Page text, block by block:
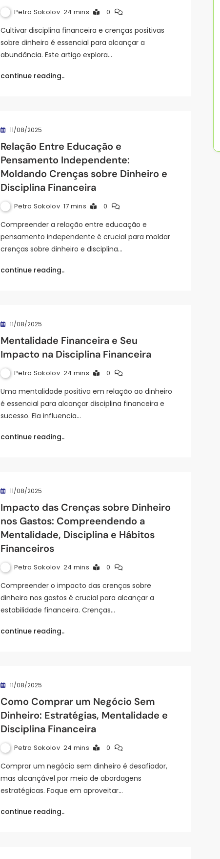
Petra Sokolov 24 mins 0
Cultivar disciplina financeira e crenças positivas
sobre dinheiro é essencial para alcançar a
abundância. Este artigo explora…
continue reading..
11/08/2025
Relação Entre Educação e
Pensamento Independente:
Moldando Crenças sobre Dinheiro e
Disciplina Financeira
Petra Sokolov 17 mins 0
Compreender a relação entre educação e
pensamento independente é crucial para moldar
crenças sobre dinheiro e disciplina…
continue reading..
11/08/2025
Mentalidade Financeira e Seu
Impacto na Disciplina Financeira
Petra Sokolov 24 mins 0
Uma mentalidade positiva em relação ao dinheiro
é essencial para alcançar disciplina financeira e
sucesso. Ela influencia…
continue reading..
11/08/2025
Impacto das Crenças sobre Dinheiro
nos Gastos: Compreendendo a
Mentalidade, Disciplina e Hábitos
Financeiros
Petra Sokolov 24 mins 0
Compreender o impacto das crenças sobre
dinheiro nos gastos é crucial para alcançar a
estabilidade financeira. Crenças…
continue reading..
11/08/2025
Como Comprar um Negócio Sem
Dinheiro: Estratégias, Mentalidade e
Disciplina Financeira
Petra Sokolov 24 mins 0
Comprar um negócio sem dinheiro é desafiador,
mas alcançável por meio de abordagens
estratégicas. Foque em aproveitar…
continue reading..